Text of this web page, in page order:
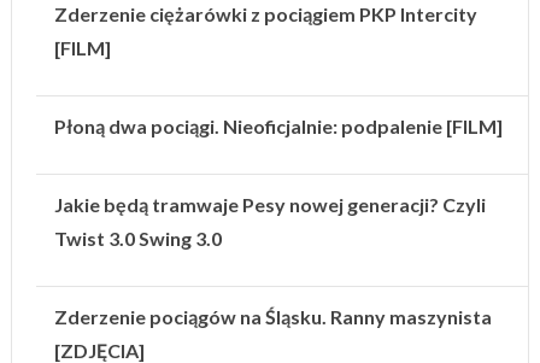
Zderzenie ciężarówki z pociągiem PKP Intercity
[FILM]
Płoną dwa pociągi. Nieoficjalnie: podpalenie [FILM]
Jakie będą tramwaje Pesy nowej generacji? Czyli
Twist 3.0 Swing 3.0
Zderzenie pociągów na Śląsku. Ranny maszynista
[ZDJĘCIA]